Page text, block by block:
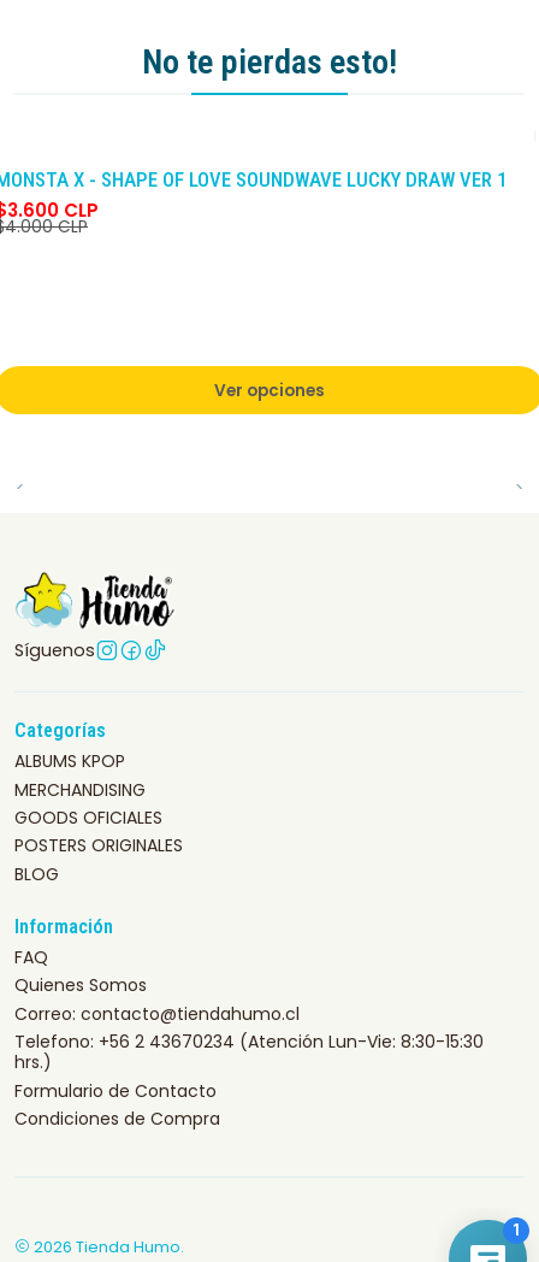
No te pierdas esto!
X - SHAPE OF LOVE SOUNDWAVE LUCKY DRAW VER 1
CLP
CLP
Ver opciones
Síguenos
Categorías
ALBUMS KPOP
MERCHANDISING
GOODS OFICIALES
POSTERS ORIGINALES
BLOG
Información
FAQ
Quienes Somos
Correo: contacto@tiendahumo.cl
Telefono: +56 2 43670234 (Atención Lun-Vie: 8:30-15:30
hrs.)
Formulario de Contacto
Condiciones de Compra
2026 Tienda Humo.